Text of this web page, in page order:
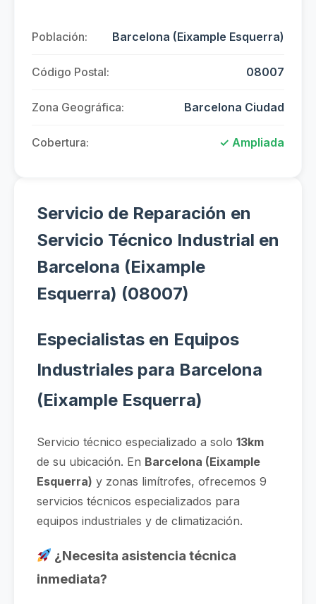
Población: Barcelona (Eixample Esquerra)
Código Postal: 08007
Zona Geográfica: Barcelona Ciudad
Cobertura: ✓ Ampliada
Servicio de Reparación en
Servicio Técnico Industrial en
Barcelona (Eixample
Esquerra) (08007)
Especialistas en Equipos
Industriales para Barcelona
(Eixample Esquerra)
Servicio técnico especializado a solo 13km
de su ubicación. En Barcelona (Eixample
Esquerra) y zonas limítrofes, ofrecemos 9
servicios técnicos especializados para
equipos industriales y de climatización.
¿Necesita asistencia técnica
inmediata?